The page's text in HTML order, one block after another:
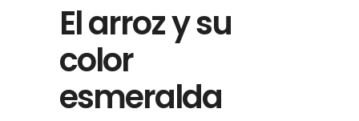
El arroz y su
color
esmeralda